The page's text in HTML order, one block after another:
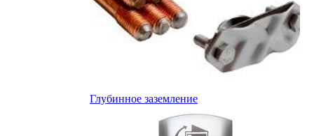
Глубинное заземление